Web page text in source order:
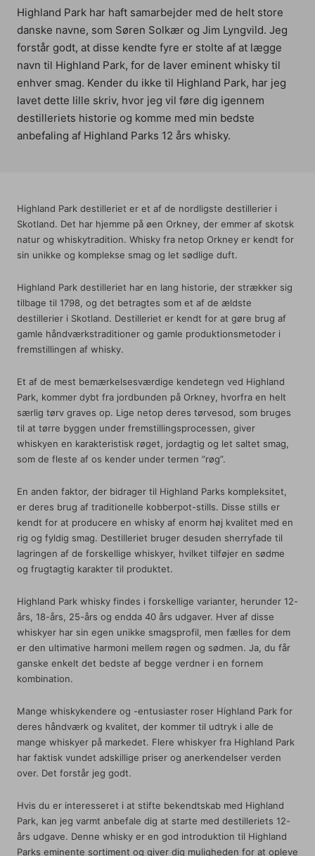
Highland Park har haft samarbejder med de helt store
danske navne, som Søren Solkær og Jim Lyngvild. Jeg
forstår godt, at disse kendte fyre er stolte af at lægge
navn til Highland Park, for de laver eminent whisky til
enhver smag. Kender du ikke til Highland Park, har jeg
lavet dette lille skriv, hvor jeg vil føre dig igennem
destilleriets historie og komme med min bedste
anbefaling af Highland Parks 12 års whisky.
Highland Park destilleriet er et af de nordligste destillerier i
Skotland. Det har hjemme på øen Orkney, der emmer af skotsk
natur og whiskytradition. Whisky fra netop Orkney er kendt for
sin unikke og komplekse smag og let sødlige duft.
Highland Park destilleriet har en lang historie, der strækker sig
tilbage til 1798, og det betragtes som et af de ældste
destillerier i Skotland. Destilleriet er kendt for at gøre brug af
gamle håndværkstraditioner og gamle produktionsmetoder i
fremstillingen af whisky.
Et af de mest bemærkelsesværdige kendetegn ved Highland
Park, kommer dybt fra jordbunden på Orkney, hvorfra en helt
særlig tørv graves op. Lige netop deres tørvesod, som bruges
til at tørre byggen under fremstillingsprocessen, giver
whiskyen en karakteristisk røget, jordagtig og let saltet smag,
som de fleste af os kender under termen ”røg”.
En anden faktor, der bidrager til Highland Parks kompleksitet,
er deres brug af traditionelle kobberpot-stills. Disse stills er
kendt for at producere en whisky af enorm høj kvalitet med en
rig og fyldig smag. Destilleriet bruger desuden sherryfade til
lagringen af de forskellige whiskyer, hvilket tilføjer en sødme
og frugtagtig karakter til produktet.
Highland Park whisky findes i forskellige varianter, herunder 12-
års, 18-års, 25-års og endda 40 års udgaver. Hver af disse
whiskyer har sin egen unikke smagsprofil, men fælles for dem
er den ultimative harmoni mellem røgen og sødmen. Ja, du får
ganske enkelt det bedste af begge verdner i en fornem
kombination.
Mange whiskykendere og -entusiaster roser Highland Park for
deres håndværk og kvalitet, der kommer til udtryk i alle de
mange whiskyer på markedet. Flere whiskyer fra Highland Park
har faktisk vundet adskillige priser og anerkendelser verden
over. Det forstår jeg godt.
Hvis du er interesseret i at stifte bekendtskab med Highland
Park, kan jeg varmt anbefale dig at starte med destilleriets 12-
års udgave. Denne whisky er en god introduktion til Highland
Parks eminente sortiment og giver dig muligheden for at opleve